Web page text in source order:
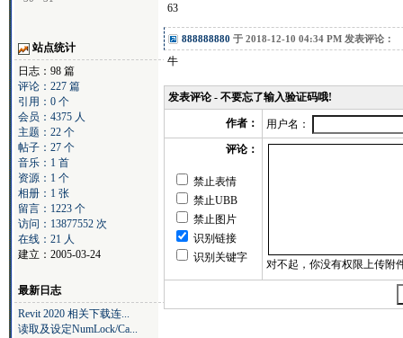
站点统计
日志：98 篇
评论：227 篇
引用：0 个
会员：4375 人
主题：22 个
帖子：27 个
音乐：1 首
资源：1 个
相册：1 张
留言：1223 个
访问：13877552 次
在线：21 人
建立：2005-03-24
最新日志
Revit 2020 相关下载连...
读取及设定NumLock/Ca...
63
888888880 于 2018-12-10 04:34 PM 发表评论：
牛
发表评论 - 不要忘了输入验证码哦!
作者：
用户名：
评论：
禁止表情
禁止UBB
禁止图片
识别链接
识别关键字